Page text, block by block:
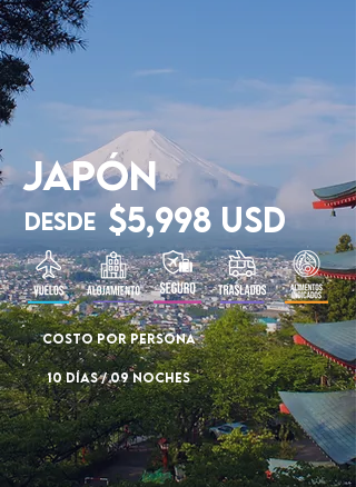
JAPÓN
Desde $5,998 USD
COSTO POR PERSONA
10 DÍAS / 09 NOCHES